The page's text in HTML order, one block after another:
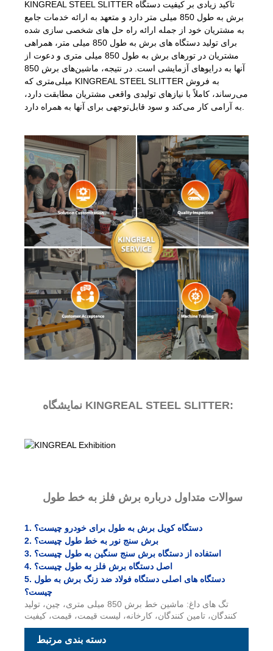
KINGREAL STEEL SLITTER تاکید زیادی بر کیفیت دستگاه
برش به طول 850 میلی متر دارد و متعهد به ارائه خدمات جامع
به مشتریان خود از جمله ارائه راه حل های شخصی سازی شده
برای تولید دستگاه های برش به طول 850 میلی متر، همراهی
مشتریان در تورهای برش به طول 850 میلی متری و دعوت از
آنها به درایوهای آزمایشی است. در نتیجه، ماشین‌های برش 850
میلی‌متری که KINGREAL STEEL SLITTER به فروش
می‌رساند، کاملاً با نیازهای تولیدی واقعی مشتریان مطابقت دارد،
نمایشگاه KINGREAL STEEL SLITTER:
سوالات متداول درباره برش فلز به خط طول
1. دستگاه کویل برش به طول برای خودرو چیست؟
2. برش سنج نور به خط طول چیست؟
3. استفاده از دستگاه برش سنج سنگین به طول چیست؟
4. اصل دستگاه برش فلز به طول چیست؟
5. دستگاه های اصلی دستگاه فولاد ضد زنگ برش به طول
چیست؟
تگ های داغ: ماشین خط برش 850 میلی متری، چین، تولید
کنندگان، تامین کنندگان، کارخانه، لیست قیمت، قیمت، کیفیت
دسته بندی مرتبط